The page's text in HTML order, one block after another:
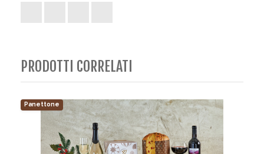
PRODOTTI CORRELATI
Panettone